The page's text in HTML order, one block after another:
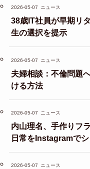
2026-05-07 ニュース
38歳IT社員が早期リ
生の選択を提示
2026-05-07 ニュース
夫婦相談：不倫問題
ける方法
2026-05-07 ニュース
内山理名、手作りフ
日常をInstagramで
2026-05-07 ニュース